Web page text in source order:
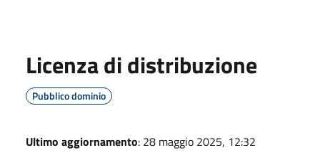
Licenza di distribuzione
Pubblico dominio
Ultimo aggiornamento: 28 maggio 2025, 12:32